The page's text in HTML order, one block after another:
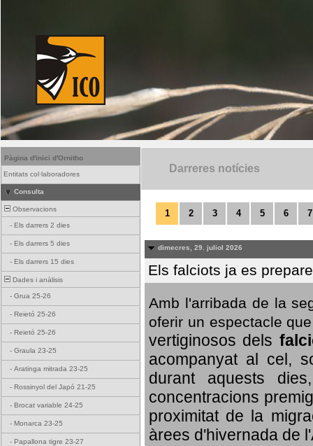
Pàgina d'inici d'Ornitho
Entitats col·laboradores
Consulta
Observacions
- Els darrers 2 dies
- Els darrers 5 dies
- Els darrers 15 dies
Dades i anàlisis
- Grua 25-26
- Reietó 25-26
- Reietó 25-26
- Graula 23-25
- Aratinga mitrada 23-25
- Rossinyol del Japó 21-25
- Brocat variable 24-25
- Monarca 23-25
- Papallona tigre 23-27
Darreres notícies
1 2 3 4 5 6 7
dimecres, 29. juliol 2026
Els falciots ja es
Amb l'arribada de la
oferir un espectacle
vertiginosos dels
acompanyat al cel,
durant aquests
concentracions
proximitat de la
àrees d'hivernada de